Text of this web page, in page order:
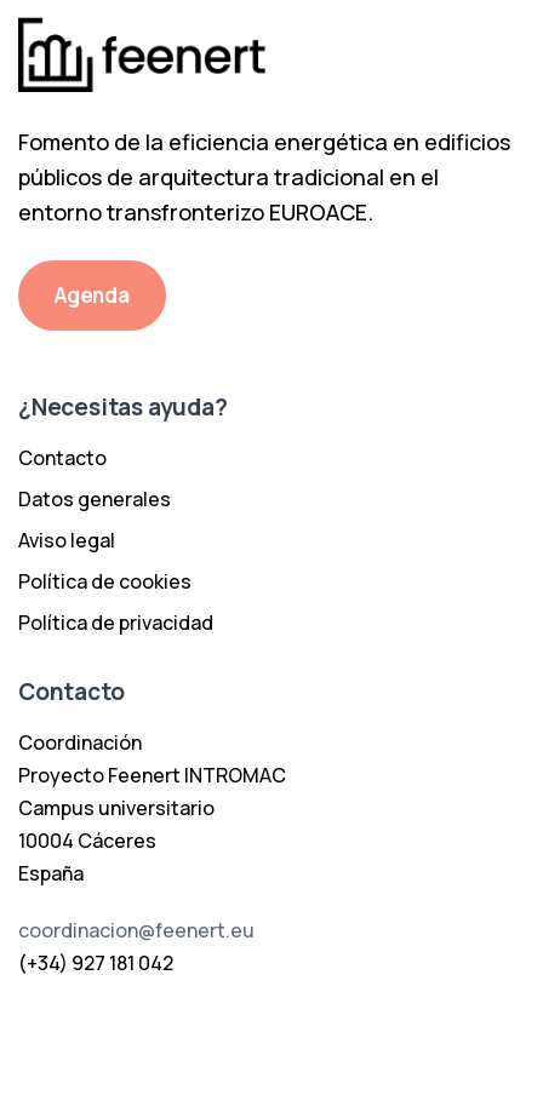
Fomento de la eficiencia energética en edificios
públicos de arquitectura tradicional en el
entorno transfronterizo EUROACE.
Agenda
¿Necesitas ayuda?
Contacto
Datos generales
Aviso legal
Política de cookies
Política de privacidad
Contacto
Coordinación
Proyecto Feenert INTROMAC
Campus universitario
10004 Cáceres
España
coordinacion@feenert.eu
(+34) 927 181 042